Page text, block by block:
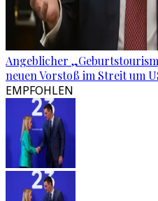
Angeblicher
neuen Vorstoß im Streit um
EMPFOHLEN